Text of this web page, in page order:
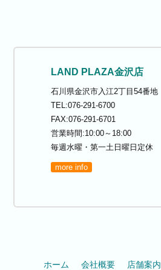
LAND PLAZA金沢店
石川県金沢市入江2丁目54番地
TEL:076-291-6700
FAX:076-291-6701
営業時間:10:00～18:00
毎週水曜・第一土日曜日定休
more info
ホーム 会社概要 店舗案内